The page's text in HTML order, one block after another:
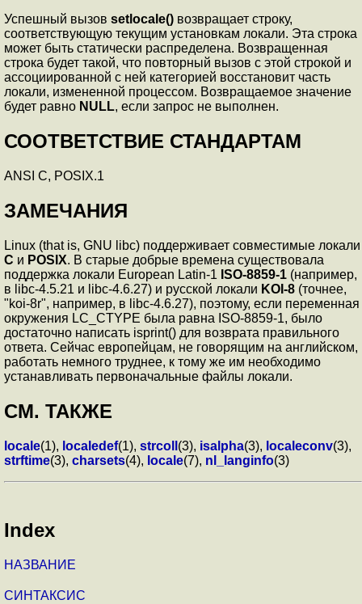
Успешный вызов setlocale() возвращает строку,
соответствующую текущим установкам локали. Эта строка
может быть статически распределена. Возвращенная
строка будет такой, что повторный вызов с этой строкой и
ассоциированной с ней категорией восстановит часть
локали, измененной процессом. Возвращаемое значение
будет равно NULL, если запрос не выполнен.
СООТВЕТСТВИЕ СТАНДАРТАМ
ANSI C, POSIX.1
ЗАМЕЧАНИЯ
Linux (that is, GNU libc) поддерживает совместимые локали
C и POSIX. В старые добрые времена существовала
поддержка локали European Latin-1 ISO-8859-1 (например,
в libc-4.5.21 и libc-4.6.27) и русской локали KOI-8 (точнее,
"koi-8r", например, в libc-4.6.27), поэтому, если переменная
окружения LC_CTYPE была равна ISO-8859-1, было
достаточно написать isprint() для возврата правильного
ответа. Сейчас европейцам, не говорящим на английском,
работать немного труднее, к тому же им необходимо
устанавливать первоначальные файлы локали.
СМ. ТАКЖЕ
locale(1), localedef(1), strcoll (3), isalpha(3), localeconv(3),
strftime(3), charsets(4), locale(7), nl_langinfo(3)
Index
НАЗВАНИЕ
СИНТАКСИС